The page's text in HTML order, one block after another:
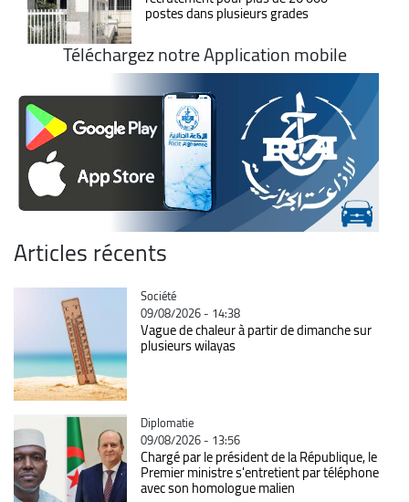
postes dans plusieurs grades
Téléchargez notre Application mobile
Articles récents
Catégorie
Société
09/08/2026 - 14:38
Vague de chaleur à partir de dimanche sur
plusieurs wilayas
Catégorie
Diplomatie
09/08/2026 - 13:56
Chargé par le président de la République, le
Premier ministre s'entretient par téléphone
avec son homologue malien